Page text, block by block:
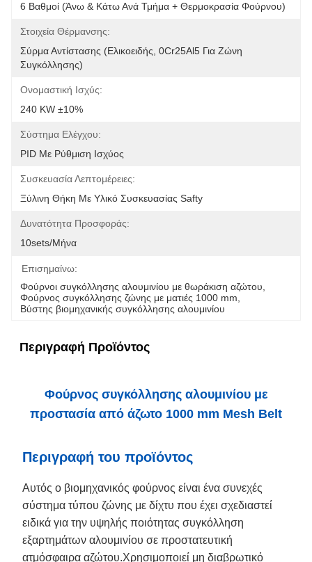
6 Βαθμοί (Άνω & Κάτω Ανά Τμήμα + Θερμοκρασία Φούρνου)
Στοιχεία Θέρμανσης:
Σύρμα Αντίστασης (Ελικοειδής, 0Cr25Al5 Για Ζώνη
Συγκόλλησης)
Ονομαστική Ισχύς:
240 KW ±10%
Σύστημα Ελέγχου:
PID Με Ρύθμιση Ισχύος
Συσκευασία Λεπτομέρειες:
Ξύλινη Θήκη Με Υλικό Συσκευασίας Safty
Δυνατότητα Προσφοράς:
10sets/μήνα
Επισημαίνω:
Φούρνοι συγκόλλησης αλουμινίου με θωράκιση αζώτου
Φούρνος συγκόλλησης ζώνης με ματιές 1000 mm
Βύστης βιομηχανικής συγκόλλησης αλουμινίου
Περιγραφή Προϊόντος
Φούρνος συγκόλλησης αλουμινίου με
προστασία από άζωτο 1000 mm Mesh Belt
Περιγραφή του προϊόντος
Αυτός ο βιομηχανικός φούρνος είναι ένα συνεχές
σύστημα τύπου ζώνης με δίχτυ που έχει σχεδιαστεί
ειδικά για την υψηλής ποιότητας συγκόλληση
εξαρτημάτων αλουμινίου σε προστατευτική
ατμόσφαιρα αζώτου.Χρησιμοποιεί μη διαβρωτικό